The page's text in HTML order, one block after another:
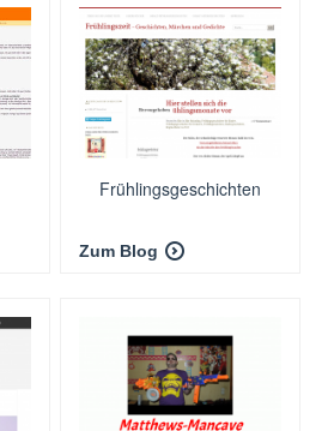
Frühlingsgeschichten
Zum Blog